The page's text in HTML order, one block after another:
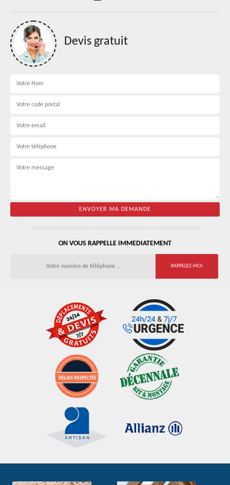
Devis gratuit
ON VOUS RAPPELLE IMMEDIATEMENT